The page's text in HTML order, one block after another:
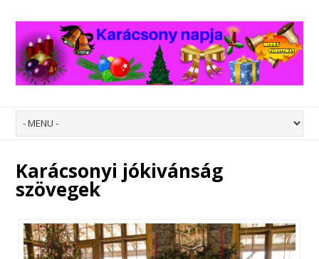
Karácsonyi jókivánság
szövegek